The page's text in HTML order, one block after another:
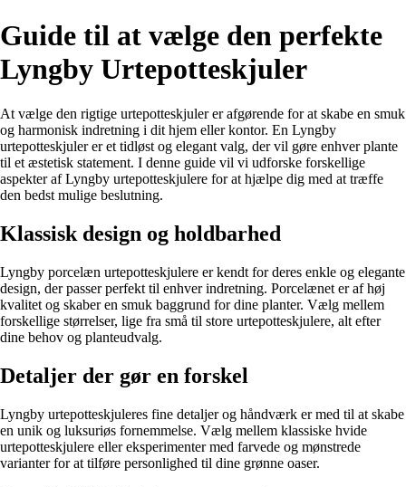
Guide til at vælge den perfekte
Lyngby Urtepotteskjuler
At vælge den rigtige urtepotteskjuler er afgørende for at skabe en smuk
og harmonisk indretning i dit hjem eller kontor. En Lyngby
urtepotteskjuler er et tidløst og elegant valg, der vil gøre enhver plante
til et æstetisk statement. I denne guide vil vi udforske forskellige
aspekter af Lyngby urtepotteskjulere for at hjælpe dig med at træffe
den bedst mulige beslutning.
Klassisk design og holdbarhed
Lyngby porcelæn urtepotteskjulere er kendt for deres enkle og elegante
design, der passer perfekt til enhver indretning. Porcelænet er af høj
kvalitet og skaber en smuk baggrund for dine planter. Vælg mellem
forskellige størrelser, lige fra små til store urtepotteskjulere, alt efter
dine behov og planteudvalg.
Detaljer der gør en forskel
Lyngby urtepotteskjuleres fine detaljer og håndværk er med til at skabe
en unik og luksuriøs fornemmelse. Vælg mellem klassiske hvide
urtepotteskjulere eller eksperimenter med farvede og mønstrede
varianter for at tilføre personlighed til dine grønne oaser.